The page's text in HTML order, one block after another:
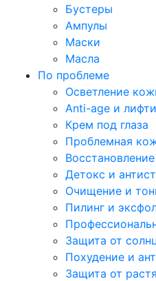
Бустеры
Ампулы
Маски
Масла
По проблеме
Осветление
Anti-age и
Крем под глаза
Проблемная
Детокс и
Очищение и
Пилинг и
Защита от
Похудение и
Защита от